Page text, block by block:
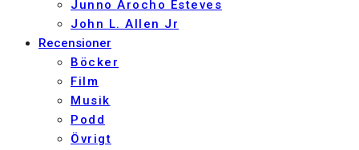
Junno Arocho Esteves
John L. Allen Jr
Recensioner
Böcker
Film
Musik
Podd
Övrigt